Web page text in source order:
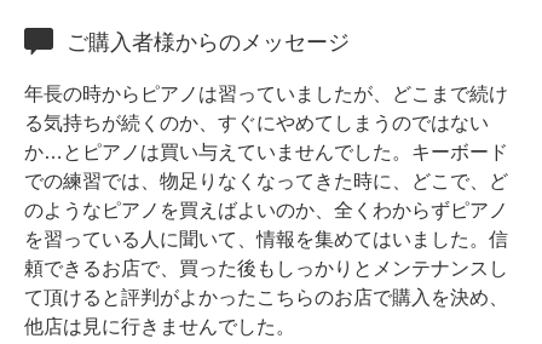
ホフマンアップライトピアノ
中古ピアノ
調律
ご購入者様からのメッセージ
年長の時からピアノは習っていましたが、どこまで続け
る気持ちが続くのか、すぐにやめてしまうのではない
か…とピアノは買い与えていませんでした。キーボード
での練習では、物足りなくなってきた時に、どこで、ど
のようなピアノを買えばよいのか、全くわからずピアノ
を習っている人に聞いて、情報を集めてはいました。信
頼できるお店で、買った後もしっかりとメンテナンスし
て頂けると評判がよかったこちらのお店で購入を決め、
他店は見に行きませんでした。